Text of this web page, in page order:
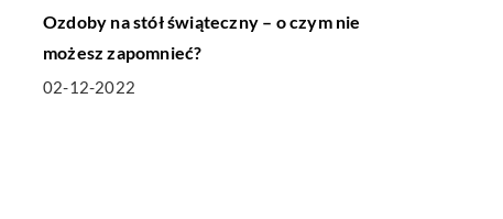
Ozdoby na stół świąteczny – o czym nie
możesz zapomnieć?
02-12-2022